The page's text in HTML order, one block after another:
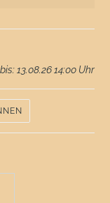
13.08.26 14:00 Uhr
PINNEN